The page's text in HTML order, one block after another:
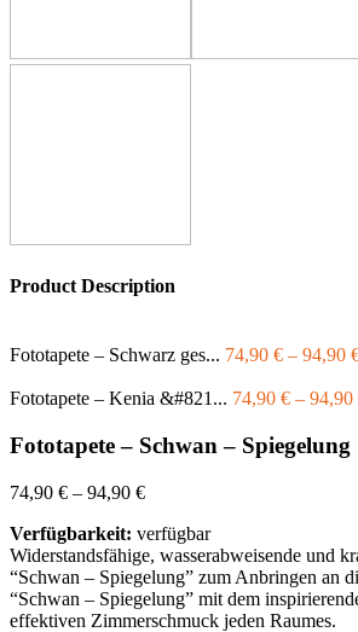
Product Description
Fototapete – Schwarz ges... 74,90 € – 94,90
Fototapete – Kenia &#821... 74,90 € – 94,90
Fototapete – Schwan – Spiegelung
74,90 € – 94,90 €
Verfügbarkeit: verfügbar
Widerstandsfähige, wasserabweisende und
“Schwan – Spiegelung” zum Anbringen an
“Schwan – Spiegelung” mit dem
effektiven Zimmerschmuck jeden Raumes.